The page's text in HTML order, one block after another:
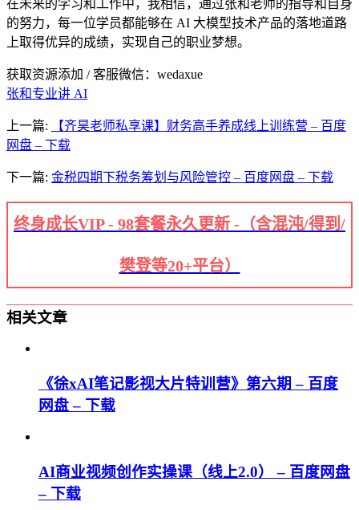
在未来的学习和工作中，我相信，通过张和老师的指导和自身
的努力，每一位学员都能够在 AI 大模型技术产品的落地道路
上取得优异的成绩，实现自己的职业梦想。
获取资源添加 / 客服微信：wedaxue
张和专业讲 AI
上一篇:
【齐昊老师私享课】财务高手养成线上训练营 – 百度
网盘 – 下载
下一篇: 金税四期下税务筹划与风险管控 – 百度网盘 – 下载
终身成长VIP - 98套餐永久更新 -（含混沌/得到/
樊登等20+平台）
相关文章
《徐xAI笔记影视大片特训营》第六期 – 百度
网盘 – 下载
AI商业视频创作实操课（线上2.0） – 百度网盘
– 下载